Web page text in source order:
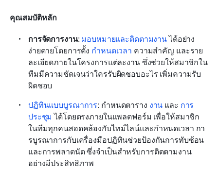
คุณสมบัติหลัก
การจัดการงาน: มอบหมายและติดตามงาน ได้อย่าง
ง่ายดายโดยการตั้ง กำหนดเวลา ความสำคัญ และราย
ละเอียดภายในโครงการแต่ละงาน ซึ่งช่วยให้สมาชิกใน
ทีมมีความชัดเจนว่าใครรับผิดชอบอะไร เพิ่มความรับ
ผิดชอบ
ปฏิทินแบบบูรณาการ: กำหนดตาราง งาน และ การ
ประชุม ได้โดยตรงภายในแพลตฟอร์ม เพื่อให้สมาชิก
ในทีมทุกคนสอดคล้องกับไทม์ไลน์และกำหนดเวลา กา
รบูรณาการกับเครื่องมือปฏิทินช่วยป้องกันการทับซ้อน
และการพลาดนัด ซึ่งจำเป็นสำหรับการติดตามงาน
อย่างมีประสิทธิภาพ